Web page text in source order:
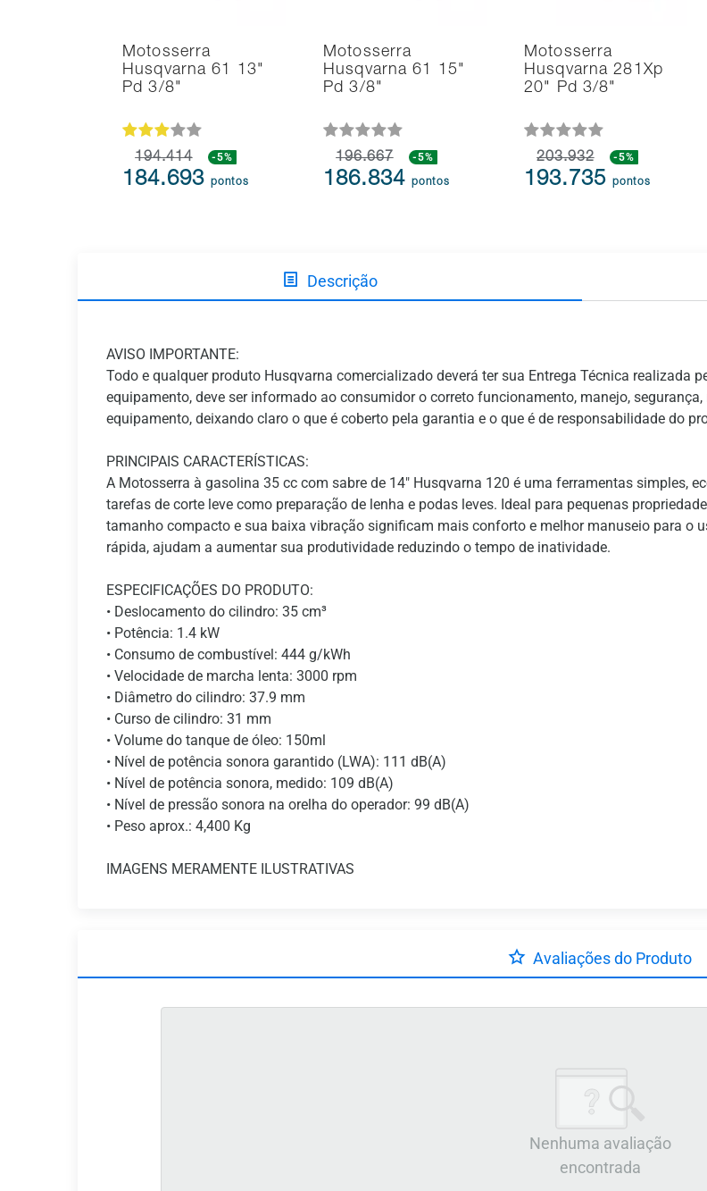
Motosserra
Husqvarna 61 13"
Pd 3/8"
194.414 -5%
184.693pontos
Motosserra
Husqvarna 61 15"
Pd 3/8"
196.667 -5%
186.834pontos
Motosserra
Husqvarna 281Xp
20" Pd 3/8"
203.932 -5%
193.735pontos
Descrição
AVISO IMPORTANTE:
Todo e qualquer produto Husqvarna comercializado deverá ter sua Entrega Técnica realizada
equipamento, deve ser informado ao consumidor o correto funcionamento, manejo,
equipamento, deixando claro o que é coberto pela garantia e o que é de responsabilidade do
PRINCIPAIS CARACTERÍSTICAS:
A Motosserra à gasolina 35 cc com sabre de 14" Husqvarna 120 é uma ferramentas simples,
tarefas de corte leve como preparação de lenha e podas leves. Ideal para pequenas
tamanho compacto e sua baixa vibração significam mais conforto e melhor manuseio para o
rápida, ajudam a aumentar sua produtividade reduzindo o tempo de inatividade.
ESPECIFICAÇÕES DO PRODUTO:
• Deslocamento do cilindro: 35 cm³
• Potência: 1.4 kW
• Consumo de combustível: 444 g/kWh
• Velocidade de marcha lenta: 3000 rpm
• Diâmetro do cilindro: 37.9 mm
• Curso de cilindro: 31 mm
• Volume do tanque de óleo: 150ml
• Nível de potência sonora garantido (LWA): 111 dB(A)
• Nível de potência sonora, medido: 109 dB(A)
• Nível de pressão sonora na orelha do operador: 99 dB(A)
• Peso aprox.: 4,400 Kg
IMAGENS MERAMENTE ILUSTRATIVAS
Avaliações do Produto
Nenhuma avaliação
encontrada